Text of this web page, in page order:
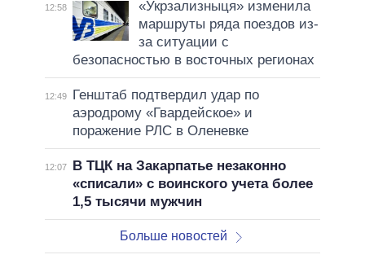
12:58
«Укрзализныця» изменила
маршруты ряда поездов из-
за ситуации с
безопасностью в восточных регионах
12:49
Генштаб подтвердил удар по
аэродрому «Гвардейское» и
поражение РЛС в Оленевке
12:07
В ТЦК на Закарпатье незаконно
«списали» с воинского учета более
1,5 тысячи мужчин
Больше новостей